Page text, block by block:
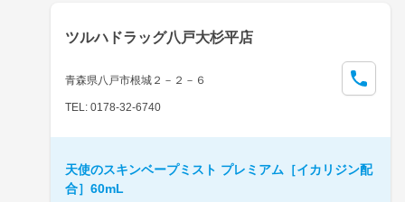
ツルハドラッグ八戸大杉平店
青森県八戸市根城２－２－６
TEL: 0178-32-6740
天使のスキンベープミスト プレミアム［イカリジン配
合］60mL